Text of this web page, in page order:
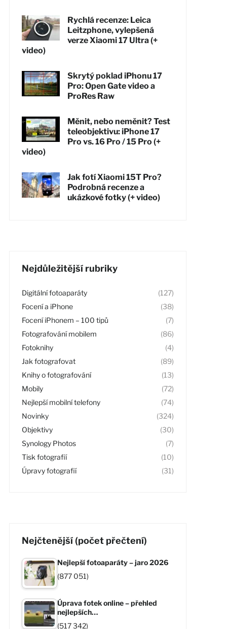
Rychlá recenze: Leica
Leitzphone, vylepšená
verze Xiaomi 17 Ultra (+
video)
Skrytý poklad iPhonu 17
Pro: Open Gate video a
ProRes Raw
Měnit, nebo neměnit? Test
teleobjektivu: iPhone 17
Pro vs. 16 Pro / 15 Pro (+
video)
Jak fotí Xiaomi 15T Pro?
Podrobná recenze a
ukázkové fotky (+ video)
Nejdůležitější rubriky
Digitální fotoaparáty
(127)
Focení a iPhone
(38)
Focení iPhonem – 100 tipů
(7)
Fotografování mobilem
(86)
Fotoknihy
(4)
Jak fotografovat
(89)
Knihy o fotografování
(13)
Mobily
(72)
Nejlepší mobilní telefony
(74)
Novinky
(324)
Objektivy
(30)
Synology Photos
(7)
Tisk fotografií
(10)
Úpravy fotografií
(31)
Nejčtenější (počet přečtení)
Nejlepší fotoaparáty – jaro 2026
(877 051)
Úprava fotek online – přehled
nejlepších…
(517 342)